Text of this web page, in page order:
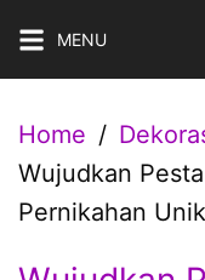
Skip
MENU
Home
Wujudkan
Pernikahan